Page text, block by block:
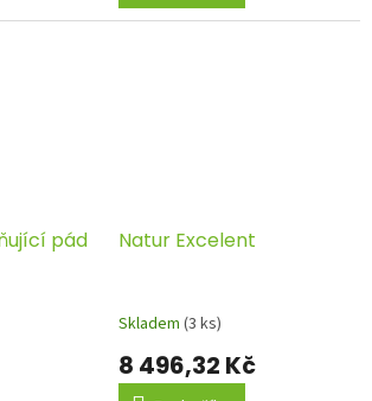
pád Natur Excelent
Skladem (3 ks)
8 496,32 Kč